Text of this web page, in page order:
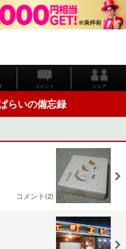
コメント シェア
らいの備忘録
コメント(2)